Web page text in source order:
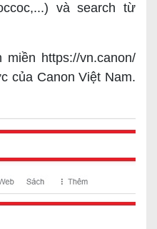
và search từ
https://vn.canon/
của Canon Việt Nam.